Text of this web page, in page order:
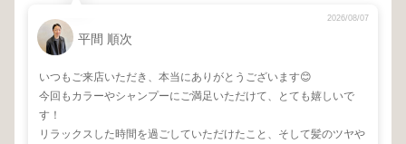
平間 順次
2026/08/07
いつもご来店いただき、本当にありがとうございます😊
今回もカラーやシャンプーにご満足いただけて、とても嬉しいで
す！
リラックスした時間を過ごしていただけたこと、そして髪のツヤや